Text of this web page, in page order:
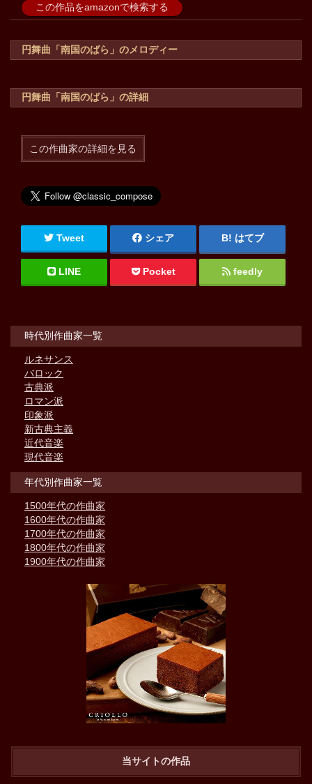
この作品をamazonで検索する
円舞曲「南国のばら」のメロディー
円舞曲「南国のばら」の詳細
この作曲家の詳細を見る
Tweet シェア はてブ
LINE Pocket feedly
時代別作曲家一覧
ルネサンス
バロック
古典派
ロマン派
印象派
新古典主義
近代音楽
現代音楽
年代別作曲家一覧
1500年代の作曲家
1600年代の作曲家
1700年代の作曲家
1800年代の作曲家
1900年代の作曲家
当サイトの作品